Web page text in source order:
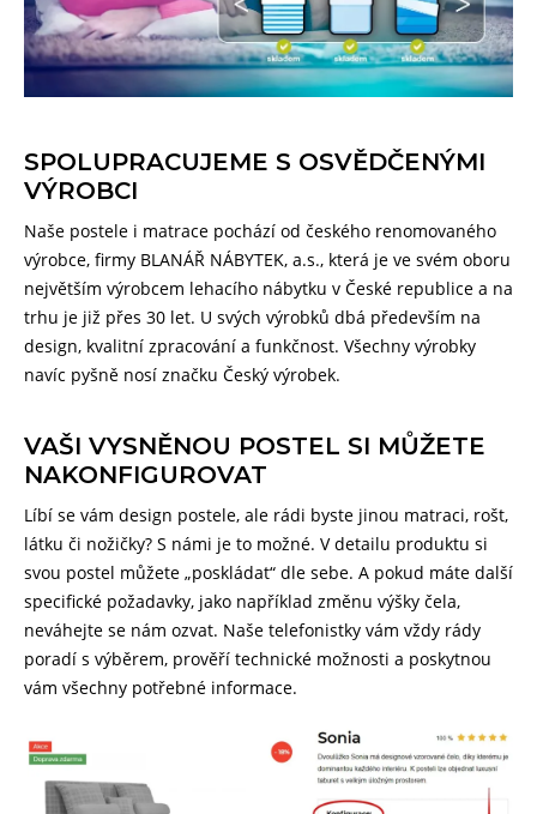
SPOLUPRACUJEME S OSVĚDČENÝMI
VÝROBCI
Naše postele i matrace pochází od českého renomovaného
výrobce, firmy BLANÁŘ NÁBYTEK, a.s., která je ve svém oboru
největším výrobcem lehacího nábytku v České republice a na
trhu je již přes 30 let. U svých výrobků dbá především na
design, kvalitní zpracování a funkčnost. Všechny výrobky
navíc pyšně nosí značku Český výrobek.
VAŠI VYSNĚNOU POSTEL SI MŮŽETE
NAKONFIGUROVAT
Líbí se vám design postele, ale rádi byste jinou matraci, rošt,
látku či nožičky? S námi je to možné. V detailu produktu si
svou postel můžete „poskládat“ dle sebe. A pokud máte další
specifické požadavky, jako například změnu výšky čela,
neváhejte se nám ozvat. Naše telefonistky vám vždy rády
poradí s výběrem, prověří technické možnosti a poskytnou
vám všechny potřebné informace.